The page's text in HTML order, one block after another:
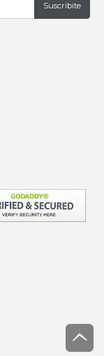
Suscribite